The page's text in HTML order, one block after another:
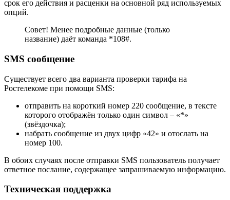
срок его действия и расценки на основной ряд используемых
опций.
Совет! Менее подробные данные (только
название) даёт команда *108#.
SMS сообщение
Существует всего два варианта проверки тарифа на
Ростелекоме при помощи SMS:
отправить на короткий номер 220 сообщение, в тексте
которого отображён только один символ – «*»
(звёздочка);
набрать сообщение из двух цифр «42» и отослать на
номер 100.
В обоих случаях после отправки SMS пользователь получает
ответное послание, содержащее запрашиваемую информацию.
Техническая поддержка